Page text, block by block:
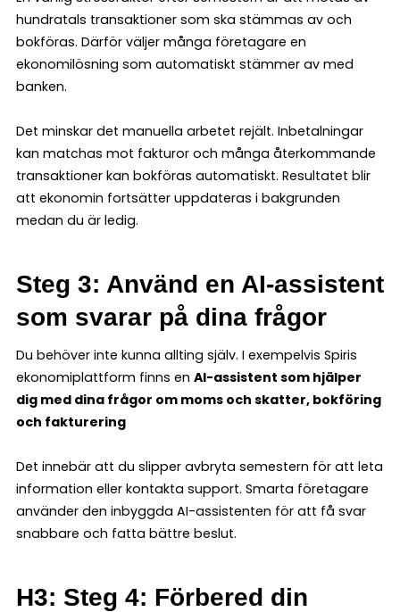
hundratals transaktioner som ska stämmas av och
bokföras. Därför väljer många företagare en
ekonomilösning som automatiskt stämmer av med
banken.
Det minskar det manuella arbetet rejält. Inbetalningar
kan matchas mot fakturor och många återkommande
transaktioner kan bokföras automatiskt. Resultatet blir
att ekonomin fortsätter uppdateras i bakgrunden
medan du är ledig.
Steg 3: Använd en AI-assistent
som svarar på dina frågor
Du behöver inte kunna allting själv. I exempelvis Spiris
ekonomiplattform finns en AI-assistent som hjälper
dig med dina frågor om moms och skatter, bokföring
och fakturering
Det innebär att du slipper avbryta semestern för att leta
information eller kontakta support. Smarta företagare
använder den inbyggda AI-assistenten för att få svar
snabbare och fatta bättre beslut.
H3: Steg 4: Förbered din